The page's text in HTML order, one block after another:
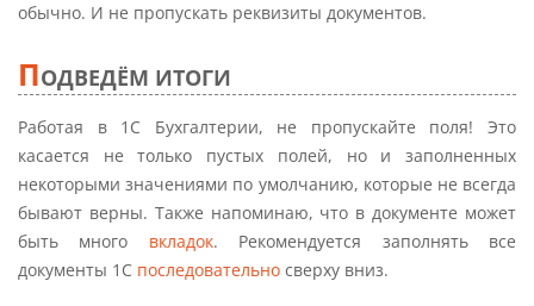
обычно. И не пропускать реквизиты документов.
ПОДВЕДЁМ ИТОГИ
Работая в 1С Бухгалтерии, не пропускайте поля! Это
касается не только пустых полей, но и заполненных
некоторыми значениями по умолчанию, которые не всегда
бывают верны. Также напоминаю, что в документе может
быть много вкладок. Рекомендуется заполнять все
документы 1С последовательно сверху вниз.